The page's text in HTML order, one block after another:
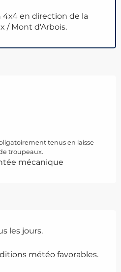
en direction de la
/ Mont d'Arbois.
tenus en laisse
troupeaux.
mécanique
les jours.
météo favorables.